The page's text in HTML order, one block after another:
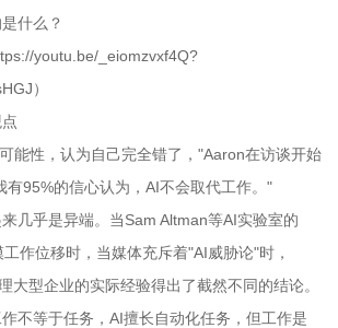
什么？
youtu.be/_eiomzvxf4Q?
）
能性，认为自己完全错了，"Aaron在访谈开始
有95%的信心认为，AI不会取代工作。"
几乎是异端。当Sam Altman等AI实验室的
作位移时，当媒体充斥着"AI威胁论"时，
大型企业的实际经验得出了截然不同的结论。
不等于任务，AI擅长自动化任务，但工作是